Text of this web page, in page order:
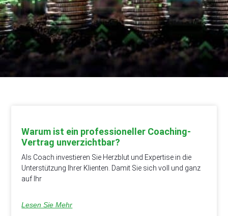
Warum ist ein professioneller Coaching-
Vertrag unverzichtbar?
Als Coach investieren Sie Herzblut und Expertise in die
Unterstützung Ihrer Klienten. Damit Sie sich voll und ganz
auf Ihr
Lesen Sie Mehr